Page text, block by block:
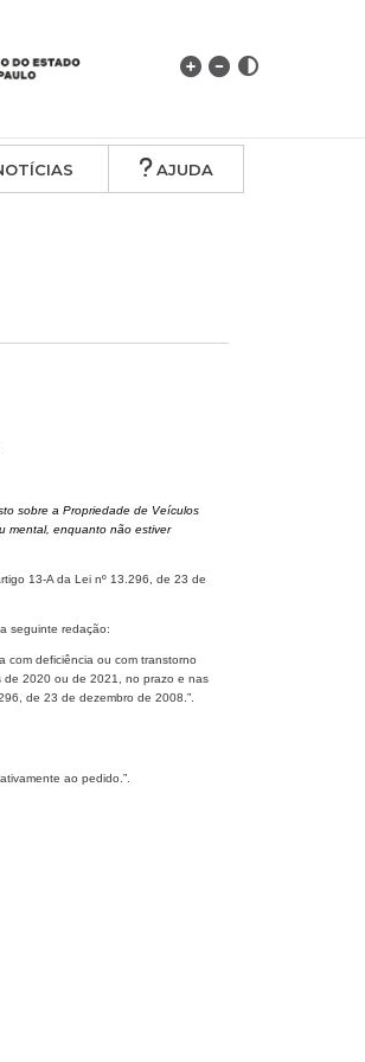
AJUDA
sobre a Propriedade de Veículos
mental, enquanto não estiver
13-A da Lei nº 13.296, de 23 de
seguinte redação:
com deficiência ou com transtorno
de 2020 ou de 2021, no prazo e nas
de 23 de dezembro de 2008.”.
ao pedido.”.